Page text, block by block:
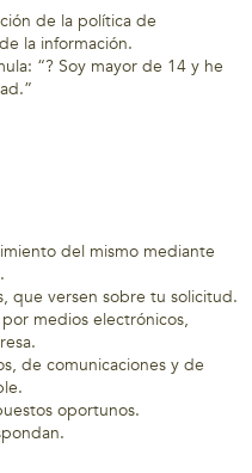
de la política de
la información.
“? Soy mayor de 14 y he
del mismo mediante
que versen sobre tu solicitud.
medios electrónicos,
de comunicaciones y de
oportunos.